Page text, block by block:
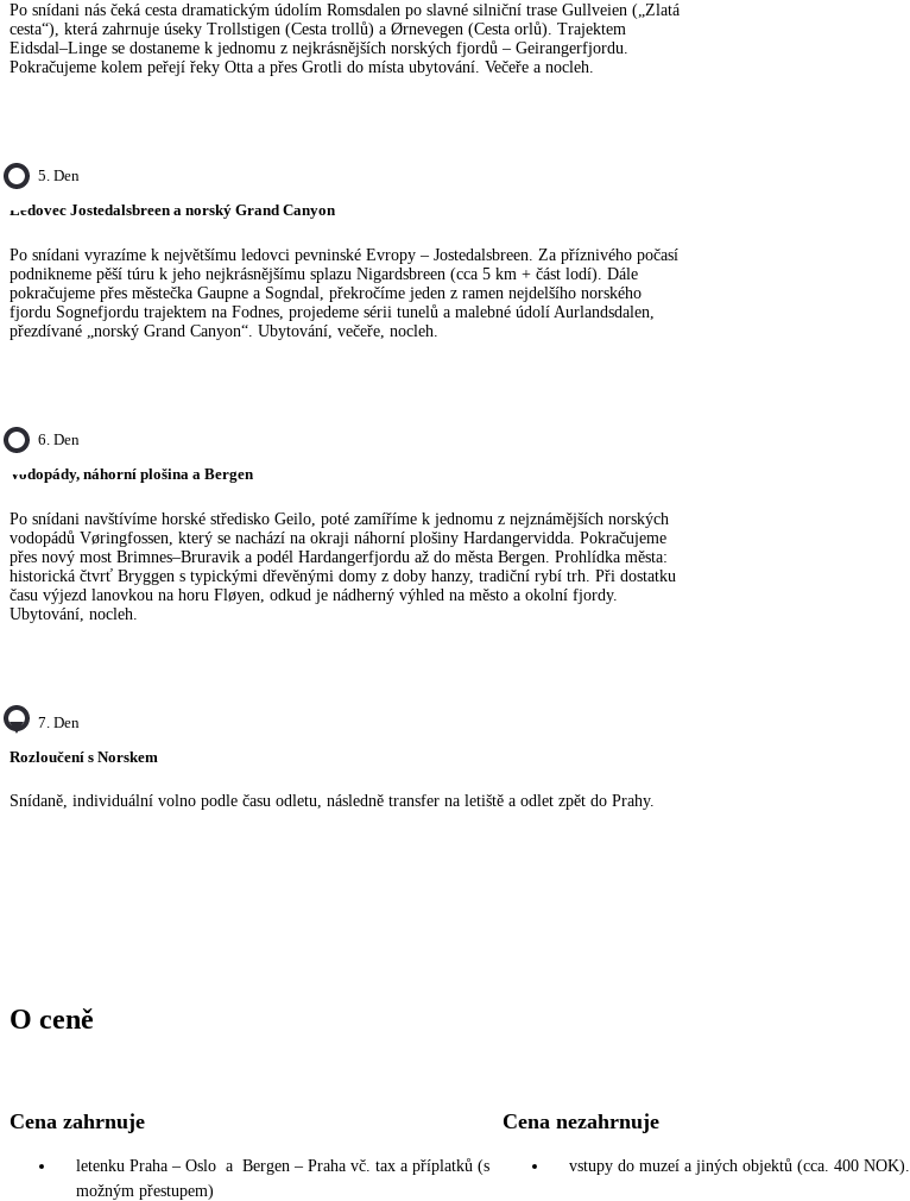
Po snídani nás čeká cesta dramatickým údolím Romsdalen po slavné silniční trase Gullveien („Zlatá
cesta“), která zahrnuje úseky Trollstigen (Cesta trollů) a Ørnevegen (Cesta orlů). Trajektem
Eidsdal–Linge se dostaneme k jednomu z nejkrásnějších norských fjordů – Geirangerfjordu.
Pokračujeme kolem peřejí řeky Otta a přes Grotli do místa ubytování. Večeře a nocleh.
5. Den
Ledovec Jostedalsbreen a norský Grand Canyon
Po snídani vyrazíme k největšímu ledovci pevninské Evropy – Jostedalsbreen. Za příznivého počasí
podnikneme pěší túru k jeho nejkrásnějšímu splazu Nigardsbreen (cca 5 km + část lodí). Dále
pokračujeme přes městečka Gaupne a Sogndal, překročíme jeden z ramen nejdelšího norského
fjordu Sognefjordu trajektem na Fodnes, projedeme sérii tunelů a malebné údolí Aurlandsdalen,
přezdívané „norský Grand Canyon“. Ubytování, večeře, nocleh.
6. Den
Vodopády, náhorní plošina a Bergen
Po snídani navštívíme horské středisko Geilo, poté zamíříme k jednomu z nejznámějších norských
vodopádů Vøringfossen, který se nachází na okraji náhorní plošiny Hardangervidda. Pokračujeme
přes nový most Brimnes–Bruravik a podél Hardangerfjordu až do města Bergen. Prohlídka města:
historická čtvrť Bryggen s typickými dřevěnými domy z doby hanzy, tradiční rybí trh. Při dostatku
času výjezd lanovkou na horu Fløyen, odkud je nádherný výhled na město a okolní fjordy.
Ubytování, nocleh.
7. Den
Rozloučení s Norskem
Snídaně, individuální volno podle času odletu, následně transfer na letiště a odlet zpět do Prahy.
O ceně
Cena zahrnuje
letenku Praha – Oslo a Bergen – Praha vč. tax a příplatků (s
možným přestupem)
Cena nezahrnuje
vstupy do muzeí a jiných objektů (cca. 400 NOK).